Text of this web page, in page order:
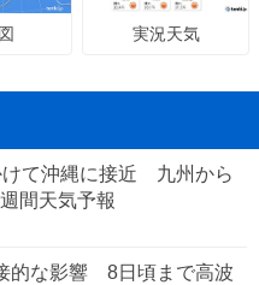
実況天気
けて沖縄に接近 九州から
間天気予報
的な影響 8日頃まで高波